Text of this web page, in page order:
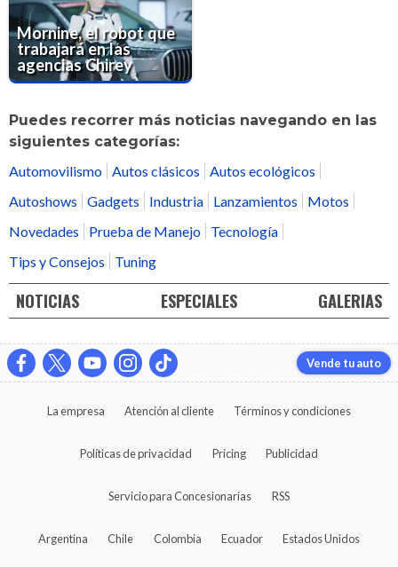
Mornine, el robot que
trabajará en las
agencias Chirey
Puedes recorrer más noticias navegando en las
siguientes categorías:
Automovilismo Autos clásicos
Autos ecológicos
Autoshows
Gadgets Industria Lanzamientos
Motos
Novedades
Prueba de Manejo
Tecnología
Tips y Consejos
Tuning
NOTICIAS ESPECIALES GALERIAS
Vende tu auto
La empresa Atención al cliente Términos y condiciones
Políticas de privacidad Pricing Publicidad
Servicio para Concesionarias RSS
Argentina Chile Colombia Ecuador Estados Unidos